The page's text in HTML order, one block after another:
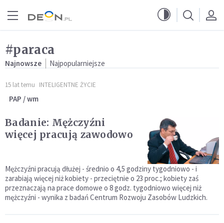
#paraca
Najnowsze Najpopularniejsze
15 lat temu INTELIGENTNE ŻYCIE
PAP / wm
Badanie: Mężczyźni
więcej pracują zawodowo
Mężczyźni pracują dłużej - średnio o 4,5 godziny tygodniowo - i
zarabiają więcej niż kobiety - przeciętnie o 23 proc.; kobiety zaś
przeznaczają na prace domowe o 8 godz. tygodniowo więcej niż
mężczyźni - wynika z badań Centrum Rozwoju Zasobów Ludzkich.